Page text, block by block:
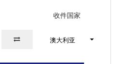
收件国家
澳大利亚